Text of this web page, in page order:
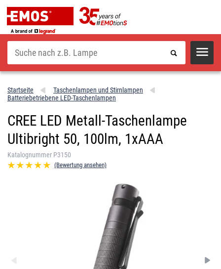
Suche
Startseite
Taschenlampen und Stirnlampen
Batteriebetriebene LED-Taschenlampen
CREE LED Metall-Taschenlampe
Ultibright 50, 100lm, 1xAAA
Katalognummer P3150
(Bewertung ansehen)